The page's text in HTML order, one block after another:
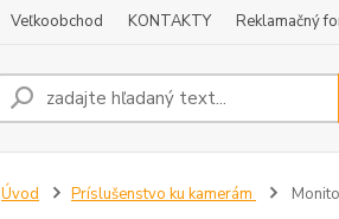
Veľkoobchod KONTAKTY Reklamačný
Úvod Príslušenstvo ku kamerám